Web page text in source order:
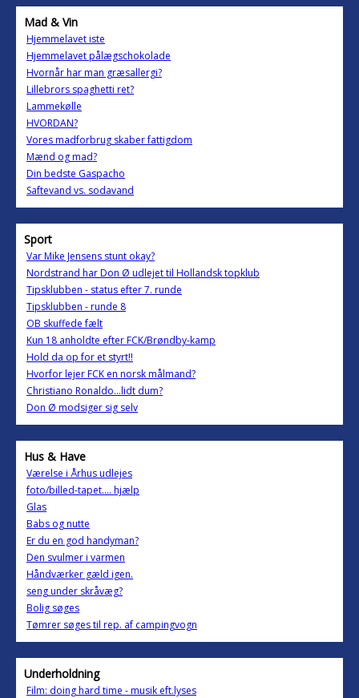
Mad & Vin
Hjemmelavet iste
Hjemmelavet pålægschokolade
Hvornår har man græsallergi?
Lillebrors spaghetti ret?
Lammekølle
HVORDAN?
Vores madforbrug skaber fattigdom
Mænd og mad?
Din bedste Gaspacho
Saftevand vs. sodavand
Sport
Var Mike Jensens stunt okay?
Nordstrand har Don Ø udlejet til Hollandsk topklub
Tipsklubben - status efter 7. runde
Tipsklubben - runde 8
OB skuffede fælt
Kun 18 anholdte efter FCK/Brøndby-kamp
Hold da op for et styrt!!
Hvorfor lejer FCK en norsk målmand?
Christiano Ronaldo...lidt dum?
Don Ø modsiger sig selv
Hus & Have
Værelse i Århus udlejes
foto/billed-tapet.... hjælp
Glas
Babs og nutte
Er du en god handyman?
Den svulmer i varmen
Håndværker gæld igen.
seng under skråvæg?
Bolig søges
Tømrer søges til rep. af campingvogn
Underholdning
Film: doing hard time - musik eft.lyses